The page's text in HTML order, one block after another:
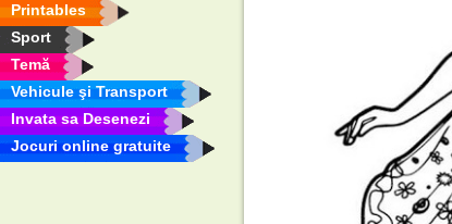
Printables
Sport
Temă
Vehicule şi Transport
Invata sa Desenezi
Jocuri online gratuite